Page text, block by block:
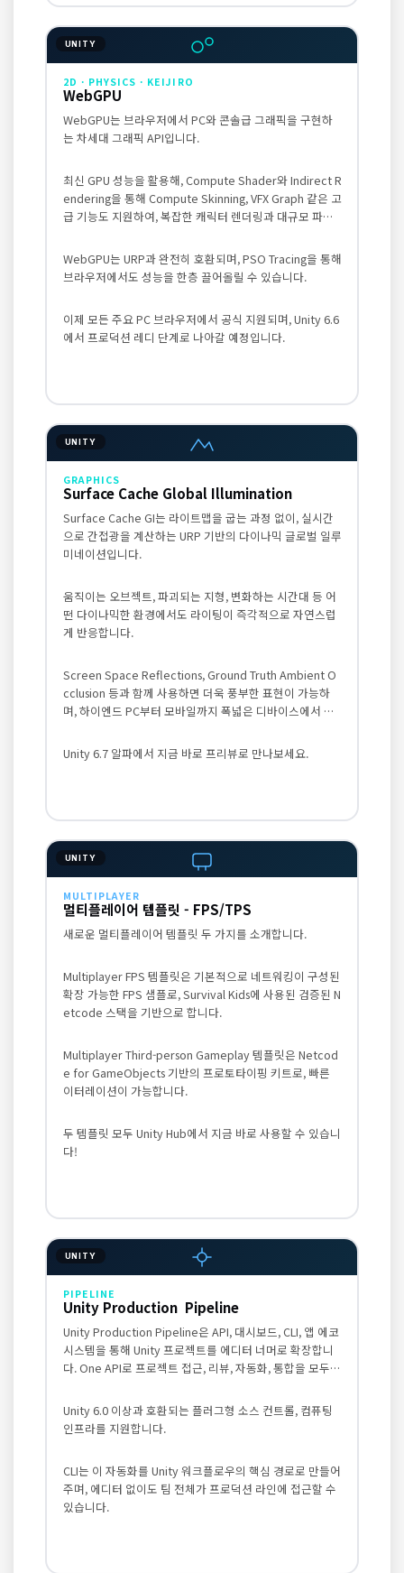
UNITY
2D · PHYSICS · KEIJIRO
WebGPU
WebGPU는 브라우저에서 PC와 콘솔급 그래픽을 구현하
는 차세대 그래픽 API입니다.
최신 GPU 성능을 활용해, Compute Shader와 Indirect R
endering을 통해 Compute Skinning, VFX Graph 같은 고
급 기능도 지원하여, 복잡한 캐릭터 렌더링과 대규모 파티
WebGPU는 URP과 완전히 호환되며, PSO Tracing을 통해
브라우저에서도 성능을 한층 끌어올릴 수 있습니다.
이제 모든 주요 PC 브라우저에서 공식 지원되며, Unity 6.6
에서 프로덕션 레디 단계로 나아갈 예정입니다.
UNITY
GRAPHICS
Surface Cache Global Illumination
Surface Cache GI는 라이트맵을 굽는 과정 없이, 실시간
으로 간접광을 계산하는 URP 기반의 다이나믹 글로벌 일루
미네이션입니다.
움직이는 오브젝트, 파괴되는 지형, 변화하는 시간대 등 어
떤 다이나믹한 환경에서도 라이팅이 즉각적으로 자연스럽
게 반응합니다.
Screen Space Reflections, Ground Truth Ambient O
cclusion 등과 함께 사용하면 더욱 풍부한 표현이 가능하
며, 하이엔드 PC부터 모바일까지 폭넓은 디바이스에서 안
Unity 6.7 알파에서 지금 바로 프리뷰로 만나보세요.
UNITY
MULTIPLAYER
멀티플레이어 템플릿 - FPS/TPS
새로운 멀티플레이어 템플릿 두 가지를 소개합니다.
Multiplayer FPS 템플릿은 기본적으로 네트워킹이 구성된
확장 가능한 FPS 샘플로, Survival Kids에 사용된 검증된 N
etcode 스택을 기반으로 합니다.
Multiplayer Third-person Gameplay 템플릿은 Netcod
e for GameObjects 기반의 프로토타이핑 키트로, 빠른
이터레이션이 가능합니다.
두 템플릿 모두 Unity Hub에서 지금 바로 사용할 수 있습니
다!
UNITY
PIPELINE
Unity Production Pipeline
Unity Production Pipeline은 API, 대시보드, CLI, 앱 에코
시스템을 통해 Unity 프로젝트를 에디터 너머로 확장합니
다. One API로 프로젝트 접근, 리뷰, 자동화, 통합을 모두
프로젝트 컨텍스트를 확인할 수 있습니다.
Unity 6.0 이상과 호환되는 플러그형 소스 컨트롤, 컴퓨팅
인프라를 지원합니다.
CLI는 이 자동화를 Unity 워크플로우의 핵심 경로로 만들어
주며, 에디터 없이도 팀 전체가 프로덕션 라인에 접근할 수
있습니다.